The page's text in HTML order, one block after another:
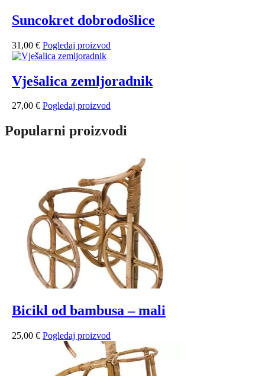
Suncokret dobrodošlice
31,00 € Pogledaj proizvod
Vješalica zemljoradnik
27,00 € Pogledaj proizvod
Popularni proizvodi
Bicikl od bambusa – mali
25,00 € Pogledaj proizvod